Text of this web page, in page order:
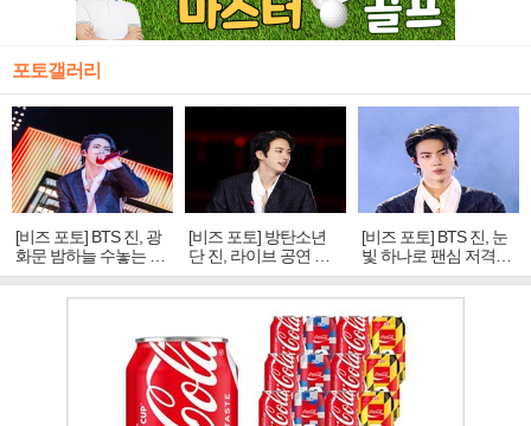
포토갤러리
[비즈 포토] BTS 진, 광
화문 밤하늘 수놓는 '비
주얼 킹'의 열창
[비즈 포토] 방탄소년
단 진, 라이브 공연 중
빛나는 독보적 아우라
[비즈 포토] BTS 진, 눈
빛 하나로 팬심 저격…
독보적 카리스마